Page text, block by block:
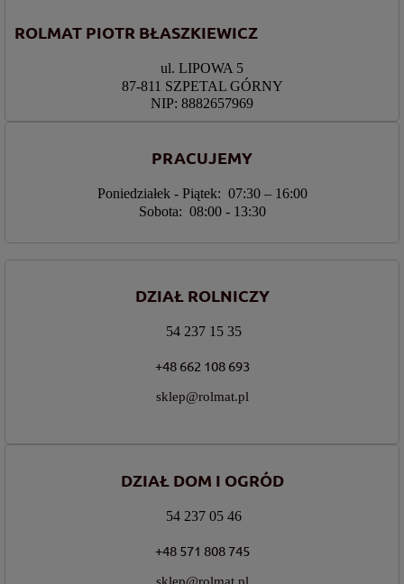
ROLMAT PIOTR BŁASZKIEWICZ
ul. LIPOWA 5
87-811 SZPETAL GÓRNY
NIP: 8882657969
PRACUJEMY
Poniedziałek - Piątek: 07:30 – 16:00
Sobota: 08:00 - 13:30
DZIAŁ ROLNICZY
54 237 15 35
+48 662 108 693
sklep@rolmat.pl
DZIAŁ DOM I OGRÓD
54 237 05 46
+48 571 808 745